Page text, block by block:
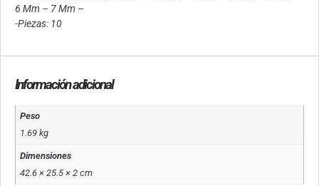
6 Mm – 7 Mm –
-Piezas: 10
Información adicional
Peso
1.69 kg
Dimensiones
42.6 × 25.5 × 2 cm